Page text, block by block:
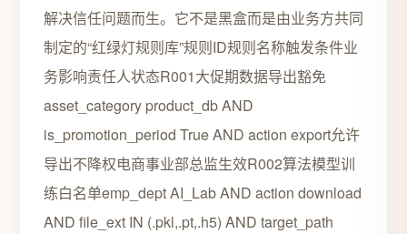
解决信任问题而生。它不是黑盒而是由业务方共同
制定的“红绿灯规则库”规则ID规则名称触发条件业
务影响责任人状态R001大促期数据导出豁免
asset_category product_db AND
is_promotion_period True AND action export允许
导出不降权电商事业部总监生效R002算法模型训
练白名单emp_dept AI_Lab AND action download
AND file_ext IN (.pkl,.pt,.h5) AND target_path